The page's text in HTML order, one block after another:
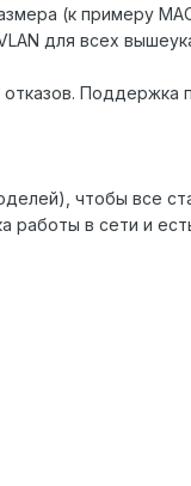
(к примеру
для всех
Поддержка
чтобы все
в сети и